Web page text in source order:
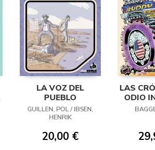
LA VOZ DEL
PUEBLO
GUILLEN, POL / IBSEN,
HENRIK
20,00 €
LAS
ODIO